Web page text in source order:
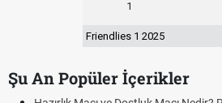
1
Friendlies 1 2025
Şu An Popüler İçerikler